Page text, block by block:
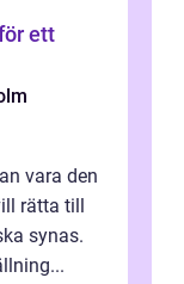
ett
vara den
rätta till
synas.